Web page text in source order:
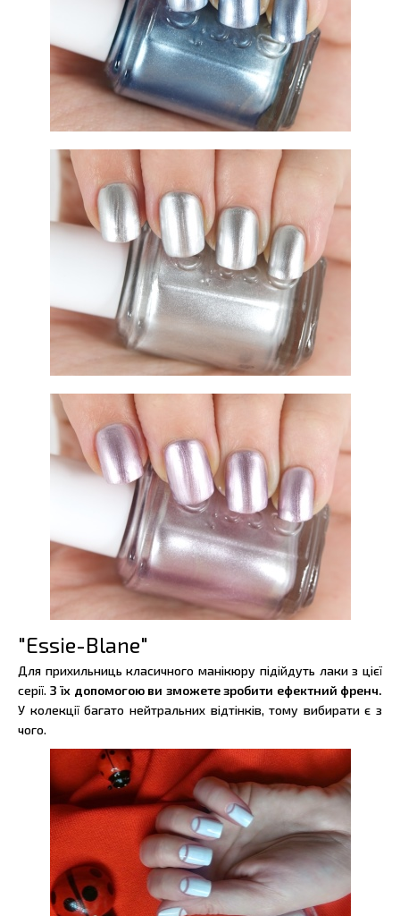
"Essie-Blane"
Для прихильниць класичного манікюру підійдуть лаки з цієї
серії. З їх допомогою ви зможете зробити ефектний френч.
У колекції багато нейтральних відтінків, тому вибирати є з
чого.